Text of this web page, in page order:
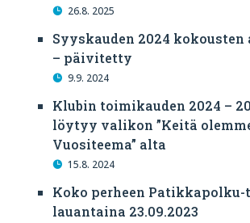
26.8. 2025
Syyskauden 2024 kokousten
– päivitetty
9.9. 2024
Klubin toimikauden 2024 –
löytyy valikon ”Keitä
Vuositeema” alta
15.8. 2024
Koko perheen
lauantaina 23.09.2023